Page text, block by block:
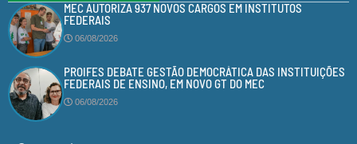
MEC AUTORIZA 937 NOVOS CARGOS EM INSTITUTOS
FEDERAIS
06/08/2026
PROIFES DEBATE GESTÃO DEMOCRÁTICA DAS INSTITUIÇÕES
FEDERAIS DE ENSINO, EM NOVO GT DO MEC
06/08/2026